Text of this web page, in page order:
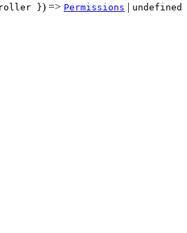
}) => Permissions | undefined